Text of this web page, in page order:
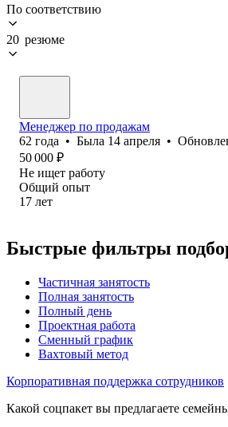
По соответствию
20 резюме
Менеджер по продажам
62 года • Была 14 апреля •
50 000 ₽
Не ищет работу
Общий опыт
17 лет
Быстрые фильтры
Частичная занятость
Полная занятость
Полный день
Проектная работа
Сменный график
Вахтовый метод
Корпоративная поддержка сотрудников
Какой соцпакет вы предлагаете